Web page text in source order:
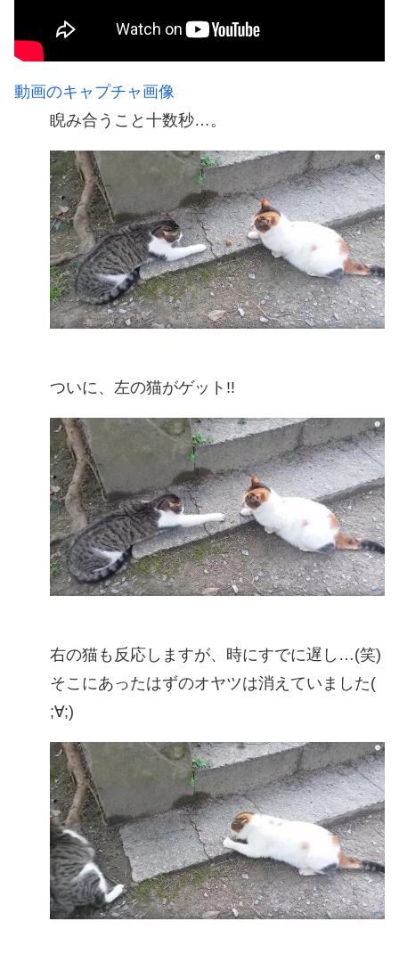
動画のキャプチャ画像
睨み合うこと十数秒…。
ついに、左の猫がゲット!!
右の猫も反応しますが、時にすでに遅し…(笑)
そこにあったはずのオヤツは消えていました(
;∀;)